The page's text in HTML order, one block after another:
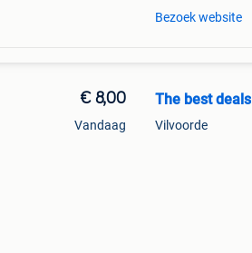
Bezoek website
€ 8,00
Vandaag
The best deals
Vilvoorde